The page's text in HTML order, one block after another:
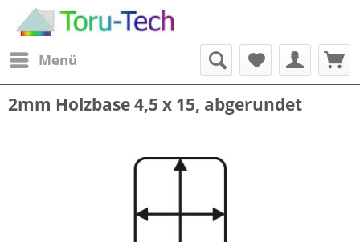
Menü
2mm Holzbase 4,5 x 15, abgerundet